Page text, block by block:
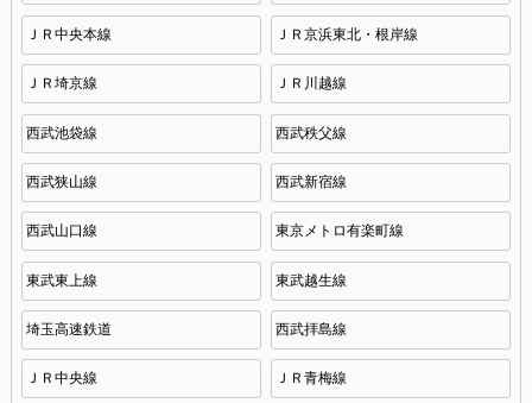
ＪＲ中央本線 ＪＲ京浜東北・根岸線
ＪＲ埼京線 ＪＲ川越線
西武池袋線 西武秩父線
西武狭山線 西武新宿線
西武山口線 東京メトロ有楽町線
東武東上線 東武越生線
埼玉高速鉄道 西武拝島線
ＪＲ中央線 ＪＲ青梅線